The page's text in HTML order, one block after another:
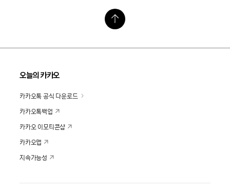
오늘의 카카오
카카오톡 공식 다운로드
카카오톡백업
카카오 이모티콘샵
카카오맵
지속가능성